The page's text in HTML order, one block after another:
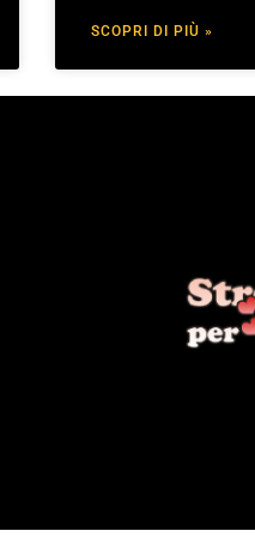
SCOPRI DI PIÙ »